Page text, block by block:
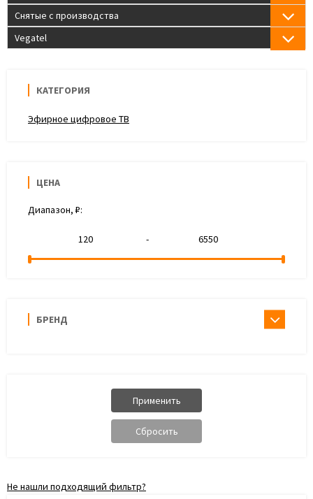
Снятые с производства
Vegatel
КАТЕГОРИЯ
Эфирное цифровое ТВ
ЦЕНА
Диапазон, ₽:
-
БРЕНД
Не нашли подходящий фильтр?